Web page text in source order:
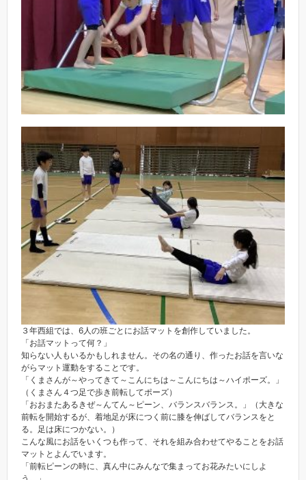
３年西組では、6人の班ごとにお話マットを創作していました。
「お話マットって何？」
知らない人もいるかもしれません。その名の通り、作ったお話を言いな
がらマット運動をすることです。
「くまさんが～やってきて～こんにちは～こんにちは～ハイポーズ。」
（くまさん４つ足で歩き前転してポーズ）
「おおまたあるきぜ～んてん～ピーン、バランスバランス。」（大きな
前転を開始するが、着地足が床につく前に膝を伸ばしてバランスをと
る。足は床につかない。）
こんな風にお話をいくつも作って、それを組み合わせてやることをお話
マットとよんでいます。
「前転ピーンの時に、真ん中にみんなで集まってお花みたいにしよ